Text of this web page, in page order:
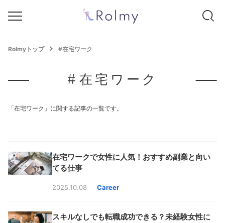
Rolmyトップ #在宅ワーク
#在宅ワーク
「在宅ワーク」に関する記事の一覧です。
在宅ワークで女性に人気！おすすめ副業と向い
てる仕事
2025.10.08 Career
スキルなしでも転職成功できる？未経験女性に